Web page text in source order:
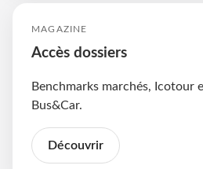
MAGAZINE
Accès dossiers
Benchmarks marchés, Icotour
Bus&Car.
Découvrir